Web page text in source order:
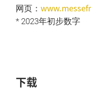
网页：
* 2023年初步数字
下载